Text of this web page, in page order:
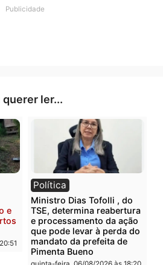
pelo médico legista e, em
do semiaberto. Com um
Publicidade
querer ler...